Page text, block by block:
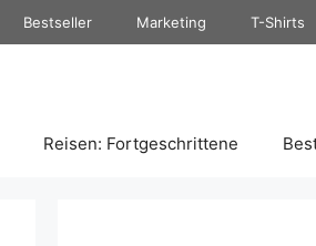
Bestseller Marketing T-Shirts
Reisen: Fortgeschrittene